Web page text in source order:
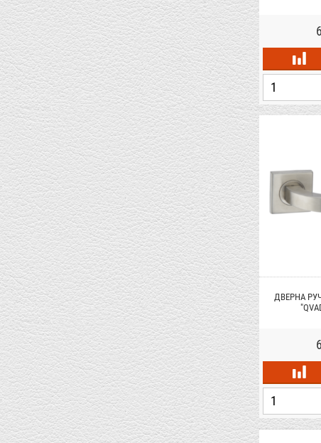
ДВЕРНА